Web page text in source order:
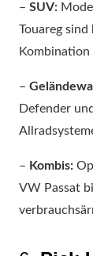
– SUV:
Touareg
–
Defender
– Kombis:
VW Passat